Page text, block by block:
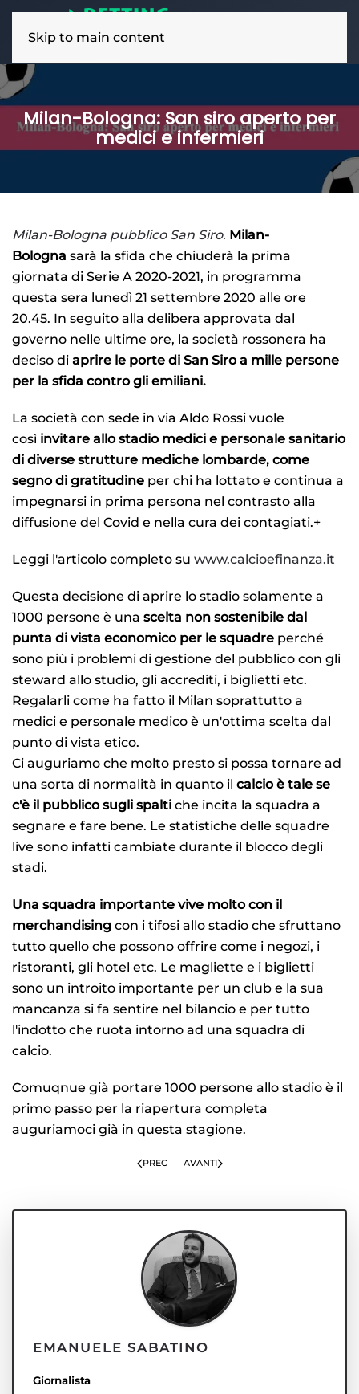
Skip to main content
Milan-Bologna: San siro aperto per
medici e infermieri
Milan-Bologna pubblico San Siro. Milan-
Bologna sarà la sfida che chiuderà la prima
giornata di Serie A 2020-2021, in programma
questa sera lunedì 21 settembre 2020 alle ore
20.45. In seguito alla delibera approvata dal
governo nelle ultime ore, la società rossonera ha
deciso di aprire le porte di San Siro a mille persone
per la sfida contro gli emiliani.
La società con sede in via Aldo Rossi vuole
così invitare allo stadio medici e personale sanitario
di diverse strutture mediche lombarde, come
segno di gratitudine per chi ha lottato e continua a
impegnarsi in prima persona nel contrasto alla
diffusione del Covid e nella cura dei contagiati.+
Leggi l'articolo completo su www.calcioefinanza.it
Questa decisione di aprire lo stadio solamente a
1000 persone è una scelta non sostenibile dal
punta di vista economico per le squadre perché
sono più i problemi di gestione del pubblico con gli
steward allo studio, gli accrediti, i biglietti etc.
Regalarli come ha fatto il Milan soprattutto a
medici e personale medico è un'ottima scelta dal
punto di vista etico.
Ci auguriamo che molto presto si possa tornare ad
una sorta di normalità in quanto il calcio è tale se
c'è il pubblico sugli spalti che incita la squadra a
segnare e fare bene. Le statistiche delle squadre
live sono infatti cambiate durante il blocco degli
stadi.
Una squadra importante vive molto con il
merchandising con i tifosi allo stadio che sfruttano
tutto quello che possono offrire come i negozi, i
ristoranti, gli hotel etc. Le magliette e i biglietti
sono un introito importante per un club e la sua
mancanza si fa sentire nel bilancio e per tutto
l'indotto che ruota intorno ad una squadra di
calcio.
Comuqnue già portare 1000 persone allo stadio è il
primo passo per la riapertura completa
auguriamoci già in questa stagione.
PREC AVANTI
EMANUELE SABATINO
Giornalista